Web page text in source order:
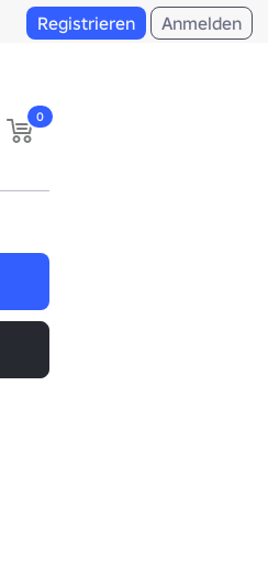
Registrieren Anmelden
0